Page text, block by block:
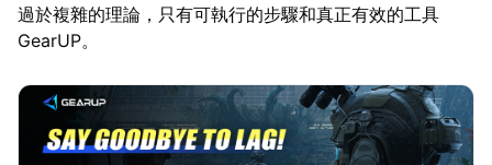
過於複雜的理論，只有可執行的步驟和真正有效的工具
GearUP。